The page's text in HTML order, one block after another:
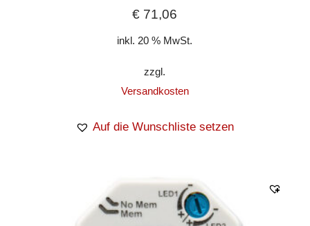
€ 71,06
inkl. 20 % MwSt.
zzgl.
Versandkosten
Auf die Wunschliste setzen